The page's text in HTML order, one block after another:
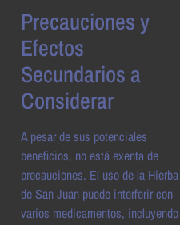
Precauciones y
Efectos
Secundarios a
Considerar
A pesar de sus potenciales
beneficios, no está exenta de
precauciones. El uso de la Hierba
de San Juan puede interferir con
varios medicamentos, incluyendo